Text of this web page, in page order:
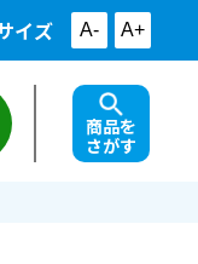
イズ A- A+
商品を
さがす